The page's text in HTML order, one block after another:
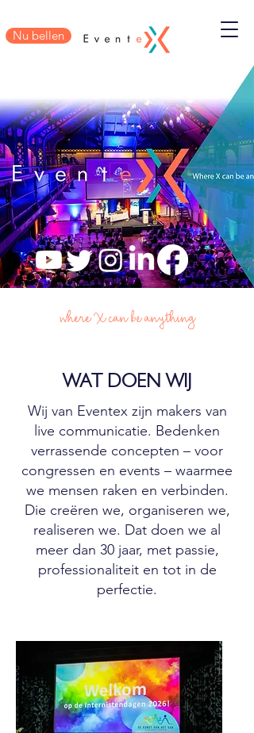
Nu bellen
where X can be anything
WAT DOEN WIJ
Wij van Eventex zijn makers van
live communicatie. Bedenken
verrassende concepten – voor
congressen en events – waarmee
we mensen raken en verbinden.
Die creëren we, organiseren we,
realiseren we. Dat doen we al
meer dan 30 jaar, met passie,
professionaliteit en tot in de
perfectie.